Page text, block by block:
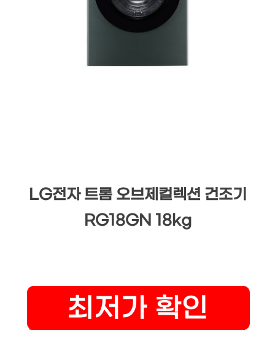
LG전자 트롬 오브제컬렉션 건조기
RG18GN 18kg